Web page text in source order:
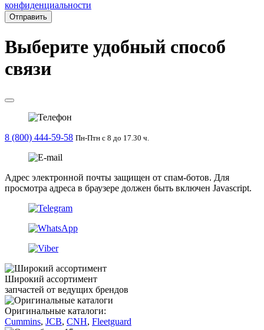
конфиденциальности
Отправить
Выберите удобный способ
связи
8 (800) 444-59-58 Пн-Птн с 8 до 17.30 ч.
Адрес электронной почты защищен от спам-ботов. Для
просмотра адреса в браузере должен быть включен Javascript.
Широкий ассортимент
запчастей от ведущих брендов
Оригинальные каталоги:
Cummins, JCB, CNH, Fleetguard